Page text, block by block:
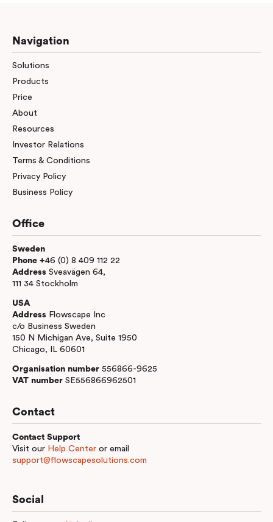
Navigation
Solutions
Products
Price
About
Resources
Investor Relations
Terms & Conditions
Privacy Policy
Business Policy
Office
Sweden
Phone +46 (0) 8 409 112 22
Address Sveavägen 64,
111 34 Stockholm
USA
Address Flowscape Inc
c/o Business Sweden
150 N Michigan Ave, Suite 1950
Chicago, IL 60601
Organisation number 556866-9625
VAT number SE556866962501
Contact
Contact Support
Visit our Help Center or email
support@flowscapesolutions.com
Social